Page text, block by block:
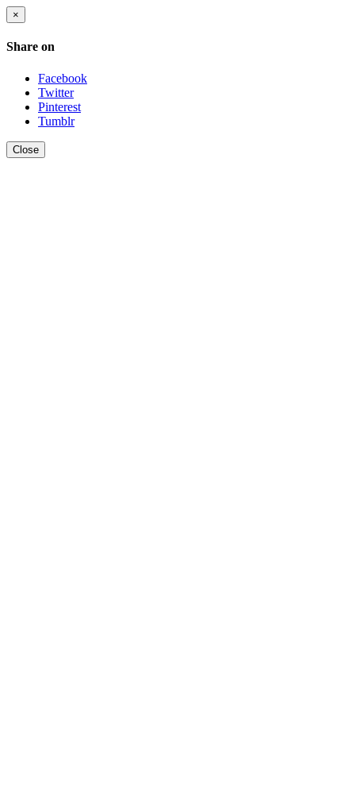
×
Share on
Facebook
Twitter
Pinterest
Tumblr
Close